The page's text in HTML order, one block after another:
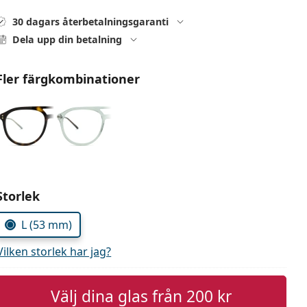
30 dagars återbetalningsgaranti
Dela upp din betalning
färgkombinationer
parametrar
L (53 mm)
storlek har jag?
Välj dina glas från 200 kr